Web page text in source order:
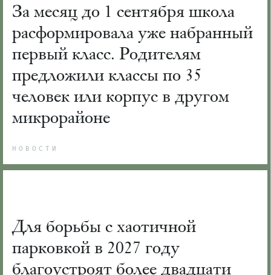
За месяц до 1 сентября школа
расформировала уже набранный
первый класс. Родителям
предложили классы по 35
человек или корпус в другом
микрорайоне
НОВОСТИ
Для борьбы с хаотичной
парковкой в 2027 году
благоустроят более двадцати